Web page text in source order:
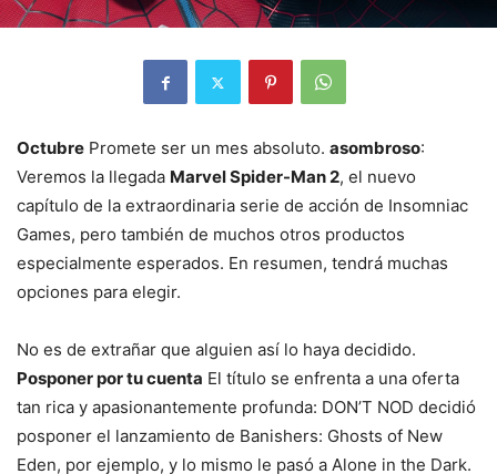
Octubre Promete ser un mes absoluto. asombroso:
Veremos la llegada Marvel Spider-Man 2, el nuevo
capítulo de la extraordinaria serie de acción de Insomniac
Games, pero también de muchos otros productos
especialmente esperados. En resumen, tendrá muchas
opciones para elegir.
No es de extrañar que alguien así lo haya decidido.
Posponer por tu cuenta El título se enfrenta a una oferta
tan rica y apasionantemente profunda: DON’T NOD decidió
posponer el lanzamiento de Banishers: Ghosts of New
Eden, por ejemplo, y lo mismo le pasó a Alone in the Dark.